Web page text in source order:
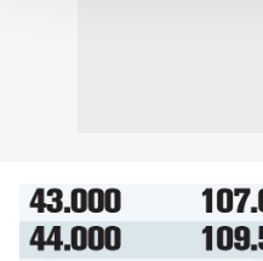
verileriniz işlenmekte olup
toplumu hizmetlerinin